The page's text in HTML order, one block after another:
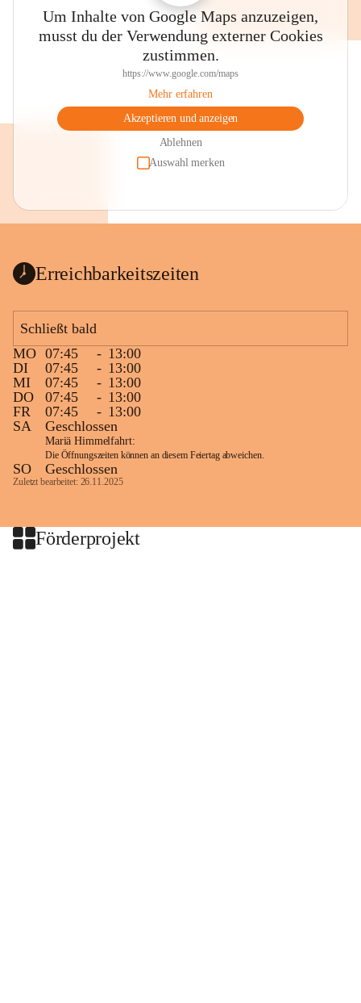
Um Inhalte von Google Maps anzuzeigen,
musst du der Verwendung externer Cookies
zustimmen.
https://www.google.com/maps
Mehr erfahren
Akzeptieren und anzeigen
Ablehnen
Auswahl merken
Erreichbarkeitszeiten
Schließt bald
MO 07:45 - 13:00
DI
07:45 - 13:00
MI
07:45 - 13:00
DO
07:45 - 13:00
FR
07:45 - 13:00
SA
Geschlossen
Mariä Himmelfahrt:
Die Öffnungszeiten können an diesem Feiertag abweichen.
SO Geschlossen
Zuletzt bearbeitet: 26.11.2025
Förderprojekt